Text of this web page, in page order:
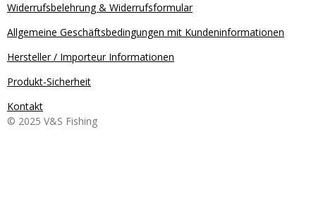
Widerrufsbelehrung & Widerrufsformular
Allgemeine Geschäftsbedingungen mit Kundeninformationen
Hersteller / Importeur Informationen
Produkt-Sicherheit
Kontakt
© 2025 V&S Fishing